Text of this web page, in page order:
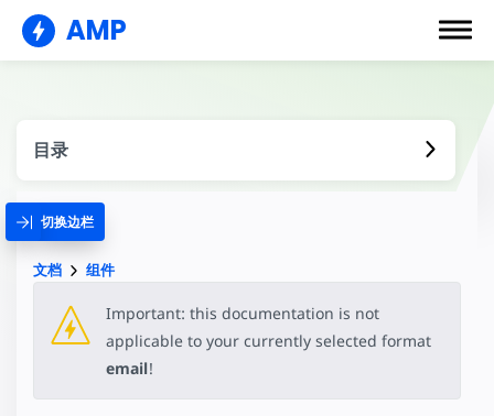
AMP
目录
切换边栏
文档 组件
Important: this documentation is not
applicable to your currently selected format
email!